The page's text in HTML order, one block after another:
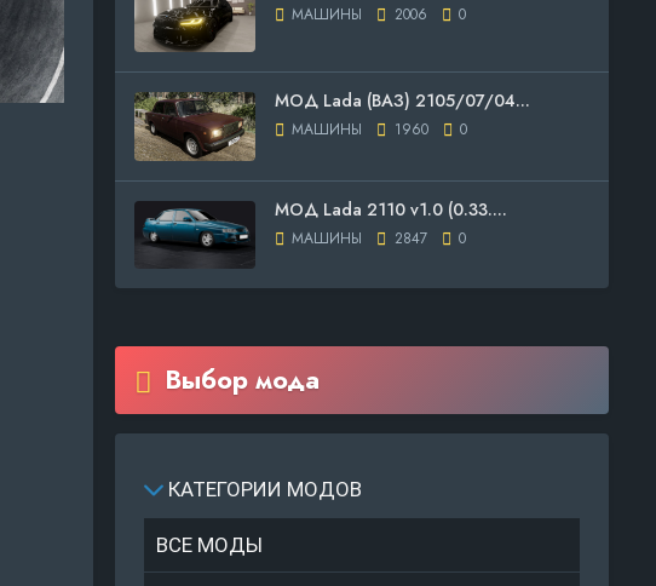
МАШИНЫ 2006 0
МОД Lada (ВАЗ) 2105/07/04...
МАШИНЫ 1960 0
МОД Lada 2110 v1.0 (0.33....
МАШИНЫ 2847 0
Выбор мода
КАТЕГОРИИ МОДОВ
ВСЕ МОДЫ